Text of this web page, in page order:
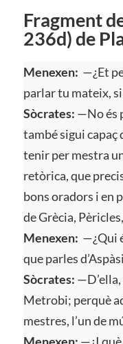
Fragment
236d) de
Menexen: —¿Et
parlar tu mateix, si
Sòcrates: —No és
també sigui capaç
tenir per mestra
retòrica, que
bons oradors i en
de Grècia,
Menexen: —¿Qui
que parles
Sòcrates:
Metrobi; perquè
mestres, l’un de